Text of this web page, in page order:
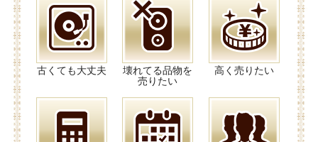
古くても大丈夫
壊れてる品物を
売りたい
高く売りたい